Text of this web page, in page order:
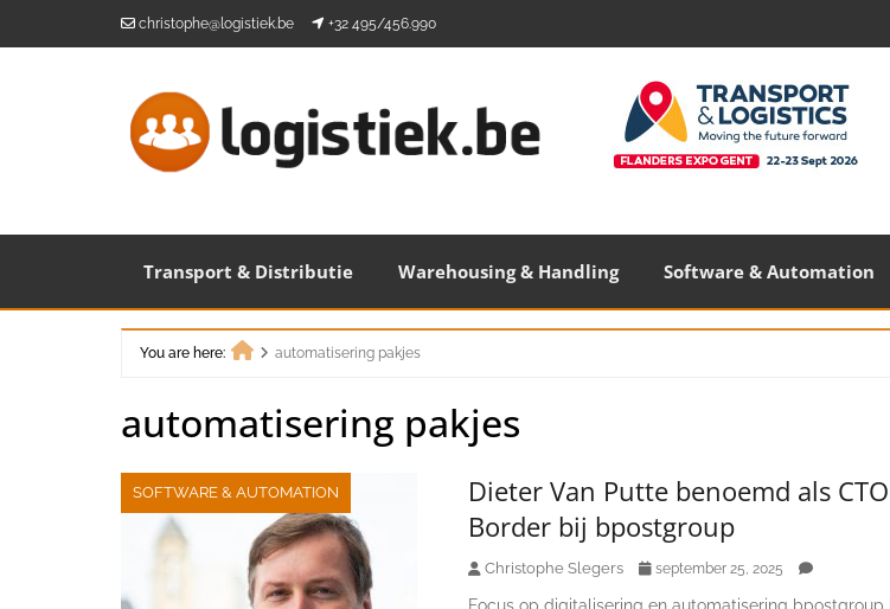
christophe@logistiek.be +32 495/456.990
Transport & Distributie Warehousing & Handling Software & Automation
You are here:
automatisering pakjes
automatisering pakjes
SOFTWARE & AUTOMATION
Dieter Van Putte benoemd als
Border bij bpostgroup
Christophe Slegers september 25, 2025